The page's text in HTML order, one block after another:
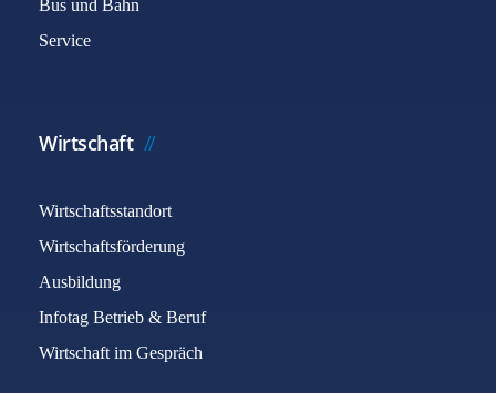
Bus und Bahn
Service
Wirtschaft
Wirtschaftsstandort
Wirtschaftsförderung
Ausbildung
Infotag Betrieb & Beruf
Wirtschaft im Gespräch